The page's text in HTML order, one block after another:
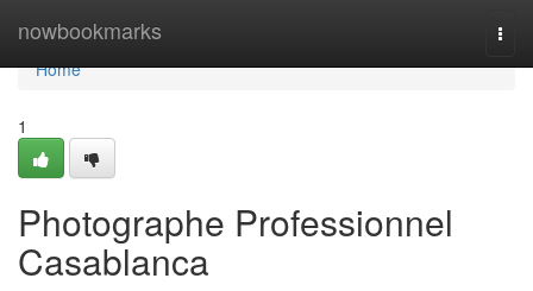
nowbookmarks
Home
Home
1
Photographe Professionnel
Casablanca